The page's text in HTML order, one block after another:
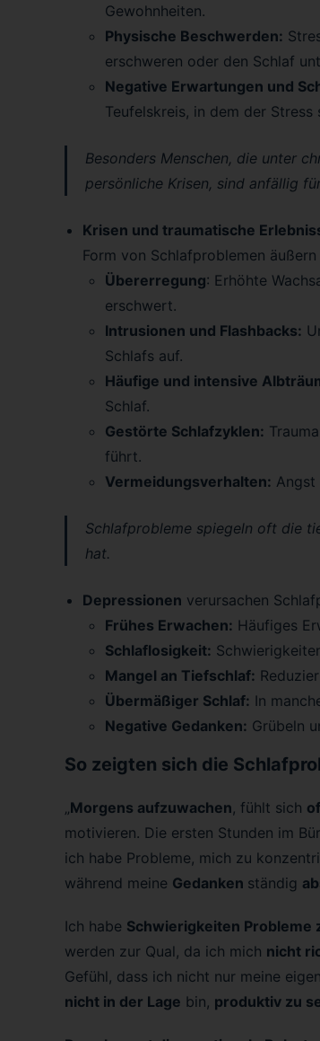
Gewohnheiten.
Physische Beschwerden:
erschweren oder den Schlaf
Negative Erwartungen und
Teufelskreis, in dem der
Besonders Menschen, die unter
persönliche Krisen, sind anfällig
Krisen und traumatische
Form von Schlafproblemen
Übererregung: Erhöhte
erschwert.
Intrusionen und Flashbacks:
Schlafs auf.
Häufige und intensive
Schlaf.
Gestörte Schlafzyklen:
führt.
Vermeidungsverhalten: Angst
Schlafprobleme spiegeln oft die
hat.
Depressionen verursachen
Frühes Erwachen: Häufiges
Schlaflosigkeit:
Mangel an Tiefschlaf:
Übermäßiger Schlaf: In
Negative Gedanken: Grübeln
So zeigten sich die
Morgens aufzuwachen, fühlt sich
motivieren. Die ersten Stunden im
ich habe Probleme, mich zu
während meine Gedanken ständig
Ich habe Schwierigkeiten Probleme
werden zur Qual, da ich mich nicht
Gefühl, dass ich nicht nur meine
nicht in der Lage bin, produktiv zu